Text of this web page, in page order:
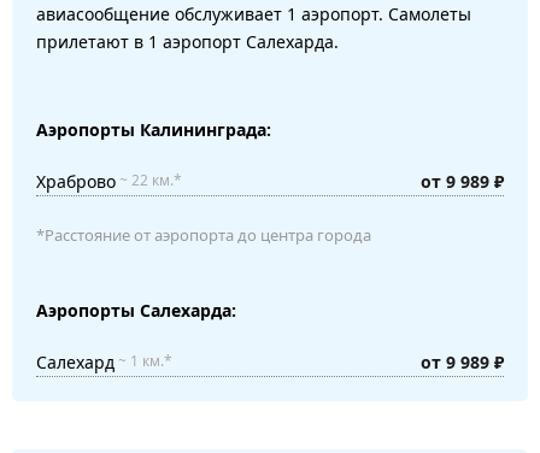
авиасообщение обслуживает 1 аэропорт. Самолеты
прилетают в 1 аэропорт Салехарда.
Аэропорты Калининграда:
Храброво~ 22 км.* от 9 989 ₽
*Расстояние от аэропорта до центра города
Аэропорты Салехарда:
Салехард ~ 1 км.* от 9 989 ₽